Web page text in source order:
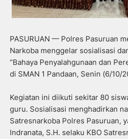
PASURUAN — Polres Pasuruan
Narkoba menggelar sosialisasi
“Bahaya Penyalahgunaan dan
di SMAN 1 Pandaan, Senin (6/10/
Kegiatan ini diikuti sekitar 80
guru. Sosialisasi menghadirkan
Satresnarkoba Polres Pasuruan,
Indranata, S.H. selaku KBO